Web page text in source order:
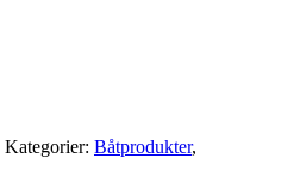
Kategorier: Båtprodukter,